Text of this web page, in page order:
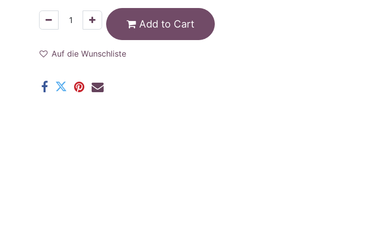
Add to Cart
Auf die Wunschliste